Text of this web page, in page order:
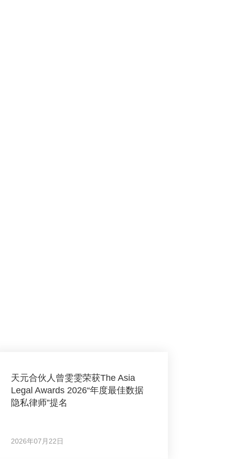
天元合伙人曾雯雯荣获The Asia
Legal Awards 2026“年度最佳数据
隐私律师”提名
2026年07月22日